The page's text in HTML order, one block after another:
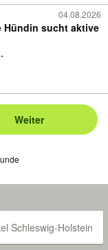
04.08.2026
Hündin sucht aktive
Weiter
Schleswig-Holstein